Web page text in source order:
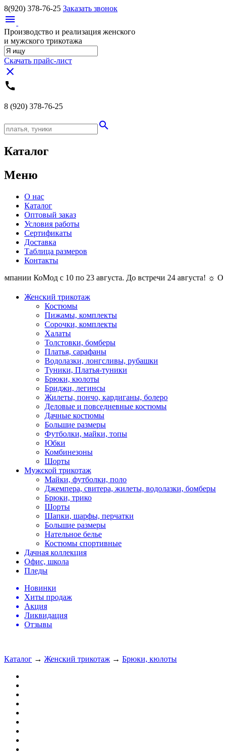
8(920) 378-76-25 Заказать звонок
menu
Производство и реализация женского
и мужского трикотажа
Скачать прайс-лист
close
call
8 (920) 378-76-25
search
Каталог
Меню
О нас
Каталог
Оптовый заказ
Условия работы
Сертификаты
Доставка
Таблица размеров
Контакты
КоМод с 10 по 23 августа. До встречи 24 августа! ☼
Женский трикотаж
Костюмы
Пижамы, комплекты
Сорочки, комплекты
Халаты
Толстовки, бомберы
Платья, сарафаны
Водолазки, лонгсливы, рубашки
Туники, Платья-туники
Брюки, кюлоты
Бриджи, легинсы
Жилеты, пончо, кардиганы, болеро
Деловые и повседневные костюмы
Дачные костюмы
Большие размеры
Футболки, майки, топы
Юбки
Комбинезоны
Шорты
Мужской трикотаж
Майки, футболки, поло
Джемпера, свитера, жилеты, водолазки, бомберы
Брюки, трико
Шорты
Шапки, шарфы, перчатки
Большие размеры
Нательное белье
Костюмы спортивные
Дачная коллекция
Офис, школа
Пледы
Новинки
Хиты продаж
Акция
Ликвидация
Отзывы
Каталог → Женский трикотаж → Брюки, кюлоты